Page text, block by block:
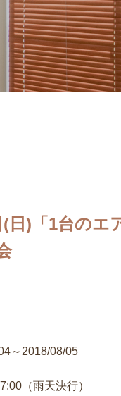
日)「1台のエ
～2018/08/05
（雨天決行）